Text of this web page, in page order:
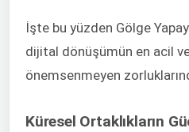
İşte bu yüzden Gölge
dijital dönüşümün en acil
önemsenmeyen
Küresel Ortaklıkların